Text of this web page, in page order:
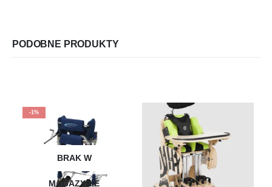
PODOBNE PRODUKTY
-1%
BRAK W
MAGAZYNIE